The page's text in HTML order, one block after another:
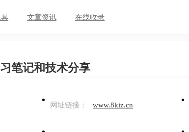
文章资讯 在线收录
笔记和技术分享
网址链接： www.8kiz.cn